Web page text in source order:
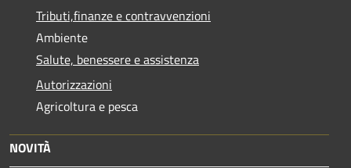
Tributi,finanze e contravvenzioni
Ambiente
Salute, benessere e assistenza
Autorizzazioni
Agricoltura e pesca
NOVITÀ